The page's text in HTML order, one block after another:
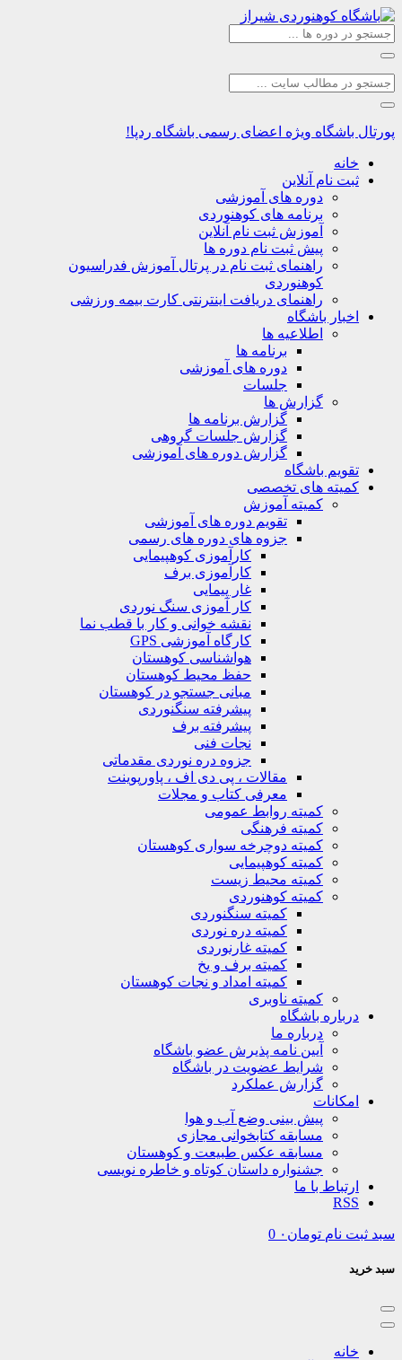
ویژه اعضای رسمی باشگاه ردپا!
نام آنلاین
دوره های آموزشی
برنامه های کوهنوردی
آموزش ثبت نام آنلاین
پیش ثبت نام دوره ها
راهنمای ثبت نام در پرتال آموزش فدراسیون
کوهنوردی
راهنمای دریافت اینترنتی کارت بیمه ورزشی
باشگاه
اطلاعیه ها
برنامه ها
دوره های آموزشی
جلسات
گزارش ها
گزارش برنامه ها
گزارش جلسات گروهی
گزارش دوره های آموزشی
باشگاه
های تخصصی
کمیته آموزش
تقویم دوره های آموزشی
جزوه های دوره های رسمی
کارآموزی کوهپیمایی
کارآموزی برف
غار پیمایی
کار آموزی سنگ نوردی
نقشه خوانی و کار با قطب نما
کارگاه آموزشی GPS
هواشناسی کوهستان
حفظ محیط کوهستان
مبانی جستجو در کوهستان
پیشرفته سنگنوردی
پیشرفته برف
نجات فنی
جزوه دره نوردی مقدماتی
مقالات ، پی دی اف ، پاورپوینت
معرفی کتاب و مجلات
کمیته روابط عمومی
کمیته فرهنگی
کمیته دوچرخه سواری کوهستان
کمیته کوهپیمایی
کمیته محیط زیست
کمیته کوهنوردی
کمیته سنگنوردی
کمیته دره نوردی
کمیته غارنوردی
کمیته برف و یخ
کمیته امداد و نجات کوهستان
کمیته ناوبری
باشگاه
درباره ما
آیین نامه پذیرش عضو باشگاه
شرایط عضویت در باشگاه
گزارش عملکرد
پیش بینی وضع آب و هوا
مسابقه کتابخوانی مجازی
مسابقه عکس طبیعت و کوهستان
جشنواره داستان کوتاه و خاطره نویسی
با ما
تومان ۰ 0